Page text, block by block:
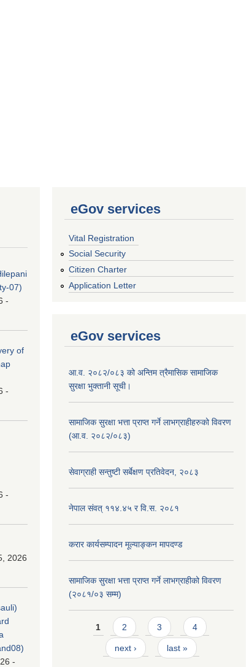
07)
-
of
-
-
2026
-
eGov services
Vital Registration
Social Security
Citizen Charter
Application Letter
eGov services
आ.व. २०८२/०८३ को अन्तिम त्रैमासिक सामाजिक
सुरक्षा भुक्तानी सूची।
सामाजिक सुरक्षा भत्ता प्राप्त गर्ने लाभग्राहीहरुको विवरण
(आ.व. २०८२/०८३)
सेवाग्राही सन्तुष्टी सर्बेक्षण प्रतिवेदन, २०८३
नेपाल संवत् ११४.४५ र वि.स. २०८१
करार कार्यसम्पादन मूल्याङ्कन मापदण्ड
सामाजिक सुरक्षा भत्ता प्राप्त गर्ने लाभग्राहीको विवरण
(२०८१/०३ सम्म)
Pages
1 2 3 4
next › last »